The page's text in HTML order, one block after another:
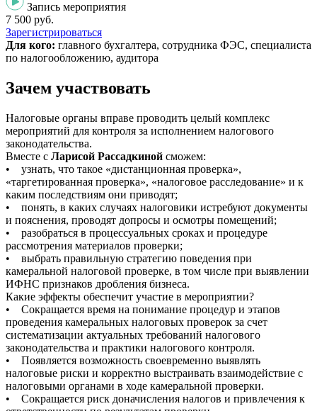
Запись мероприятия
7 500 руб.
Зарегистрироваться
Для кого: главного бухгалтера, сотрудника ФЭС, специалиста
по налогообложению, аудитора
Зачем участвовать
Налоговые органы вправе проводить целый комплекс
мероприятий для контроля за исполнением налогового
законодательства.
Вместе с Ларисой Рассадкиной сможем:
• узнать, что такое «дистанционная проверка»,
«таргетированная проверка», «налоговое расследование» и к
каким последствиям они приводят;
• понять, в каких случаях налоговики истребуют документы
и пояснения, проводят допросы и осмотры помещений;
• разобраться в процессуальных сроках и процедуре
рассмотрения материалов проверки;
• выбрать правильную стратегию поведения при
камеральной налоговой проверке, в том числе при выявлении
ИФНС признаков дробления бизнеса.
Какие эффекты обеспечит участие в мероприятии?
• Сокращается время на понимание процедур и этапов
проведения камеральных налоговых проверок за счет
систематизации актуальных требований налогового
законодательства и практики налогового контроля.
• Появляется возможность своевременно выявлять
налоговые риски и корректно выстраивать взаимодействие с
налоговыми органами в ходе камеральной проверки.
• Сокращается риск доначисления налогов и привлечения к